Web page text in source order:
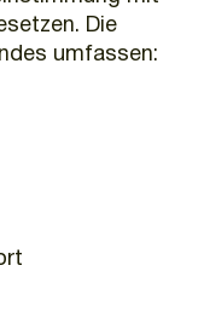
Die
umfassen: